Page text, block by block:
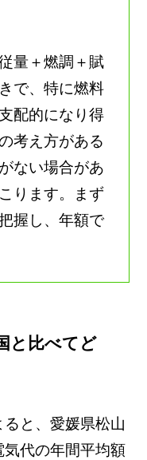
量＋燃調＋賦
で、特に燃料
配的になり得
考え方がある
ない場合があ
ります。まず
握し、年額で
と比べてど
と、愛媛県松山
代の年間平均額